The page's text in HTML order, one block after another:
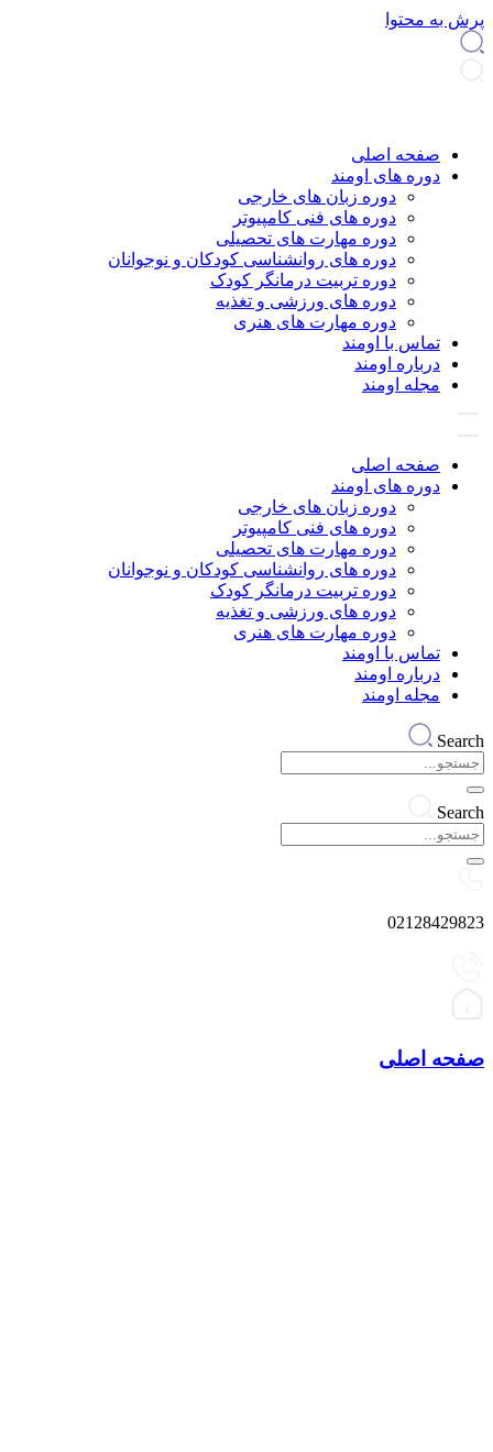
پرش به محتوا
صفحه اصلی
دوره های اومند
دوره زبان های خارجی
دوره های فنی کامپیوتر
دوره مهارت های تحصیلی
دوره های روانشناسی کودکان و نوجوانان
دوره تربیت درمانگر کودک
دوره های ورزشی و تغذیه
دوره مهارت های هنری
تماس با اومند
درباره اومند
مجله اومند
صفحه اصلی
دوره های اومند
دوره زبان های خارجی
دوره های فنی کامپیوتر
دوره مهارت های تحصیلی
دوره های روانشناسی کودکان و نوجوانان
دوره تربیت درمانگر کودک
دوره های ورزشی و تغذیه
دوره مهارت های هنری
تماس با اومند
درباره اومند
مجله اومند
Search
Search
02128429823
صفحه اصلی